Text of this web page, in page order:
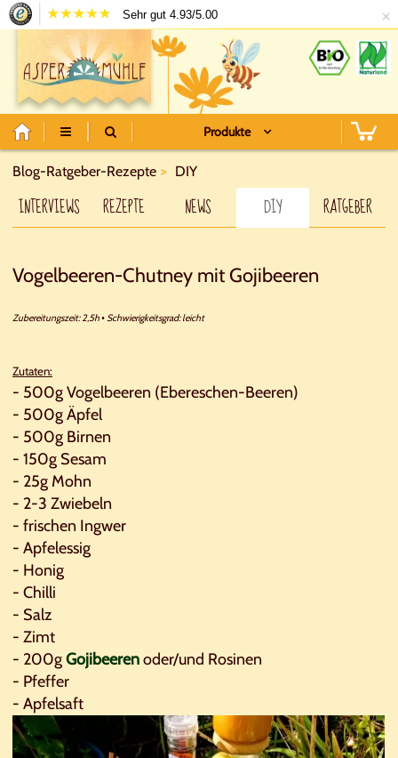
Sehr gut 4.93/5.00 ×
Produkte
Blog-Ratgeber-Rezepte DIY
INTERVIEWS REZEPTE NEWS DIY RATGEBER
Vogelbeeren-Chutney mit Gojibeeren
Zubereitungszeit: 2,5h• Schwierigkeitsgrad: leicht
Zutaten:
- 500g Vogelbeeren (Ebereschen-Beeren)
- 500g Äpfel
- 500g Birnen
- 150g Sesam
- 25g Mohn
- 2-3 Zwiebeln
- frischen Ingwer
- Apfelessig
- Honig
- Chilli
- Salz
- Zimt
- 200gGojibeerenoder/und Rosinen
- Pfeffer
- Apfelsaft